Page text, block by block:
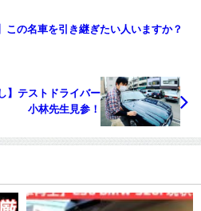
この名車を引き継ぎたい人いますか？
】テストドライバー
小林先生見参！